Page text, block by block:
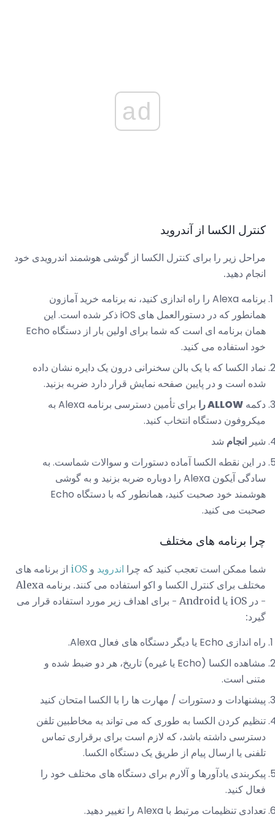
ad
کنترل الکسا از آندروید
مراحل زیر را برای کنترل الکسا از گوشی هوشمند اندرویدی خود
انجام دهید.
برنامه Alexa را راه اندازی کنید، نه برنامه خرید آمازون
همانطور که در دستورالعمل های iOS ذکر شده است. این
همان برنامه ای است که شما برای اولین بار از دستگاه Echo
خود استفاده می کنید.
نماد الکسا که با یک بالن سخنرانی درون یک دایره نشان داده
شده است و در پایین صفحه نمایش قرار دارد ضربه بزنید.
دکمه ALLOW را
برای تأمین دسترسی برنامه Alexa به
میکروفون دستگاه انتخاب کنید.
شیر انجام شد
در این نقطه الکسا آماده دستورات و سوالات شماست. به
سادگی آیکون Alexa را دوباره ضربه بزنید و به گوشی
هوشمند خود صحبت کنید، همانطور که با دستگاه Echo
صحبت می کنید.
چرا برنامه های مختلف
شما ممکن است تعجب کنید که چرا اندروید و iOS از برنامه های
مختلف برای کنترل الکسا و اکو استفاده می کنند. برنامه Alexa
- در iOS یا Android - برای اهداف زیر مورد استفاده قرار می
گیرد:
راه اندازی Echo یا دیگر دستگاه های فعال Alexa.
مشاهده الکسا (Echo یا غیره) تاریخ، هر دو ضبط شده و
متنی است.
پیشنهادات و دستورات / مهارت ها را با الکسا امتحان کنید
تنظیم کردن الکسا به طوری که می تواند به مخاطبین تلفن
دسترسی داشته باشد، که لازم است برای برقراری تماس
تلفنی یا ارسال پیام از طریق یک دستگاه الکسا.
پیکربندی یادآورها و آلارم برای دستگاه های مختلف خود را
فعال کنید.
تعدادی تنظیمات مرتبط با Alexa را تغییر دهید.